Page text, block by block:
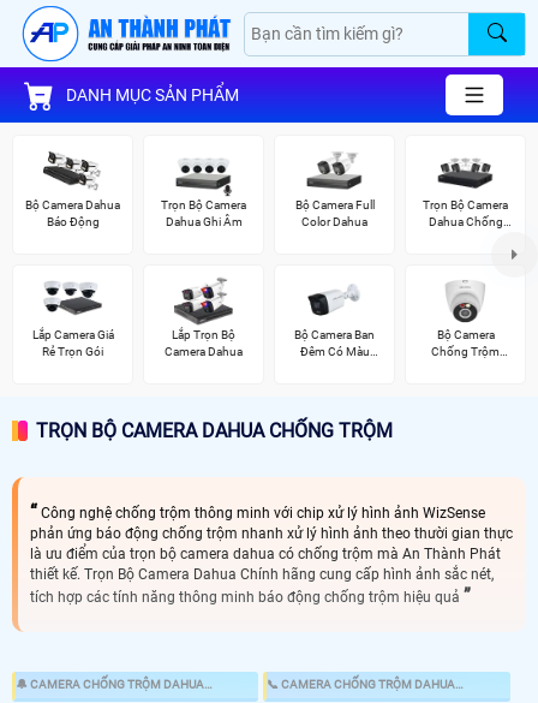
DANH MỤC SẢN PHẨM
Bộ Camera Dahua
Báo Động
Trọn Bộ Camera
Dahua Ghi Âm
Bộ Camera Full
Color Dahua
Trọn Bộ Camera
Dahua Chống
Lắp Camera Giá
Rẻ Trọn Gói
Lắp Trọn Bộ
Camera Dahua
Bộ Camera Ban
Đêm Có Màu
Bộ Camera
Chống Trộm
TRỌN BỘ CAMERA DAHUA CHỐNG TRỘM
Công nghệ chống trộm thông minh với chip xử lý hình ảnh WizSense
phản ứng báo động chống trộm nhanh xử lý hình ảnh theo thười gian thực
là ưu điểm của trọn bộ camera dahua có chống trộm mà An Thành Phát
thiết kế. Trọn Bộ Camera Dahua Chính hãng cung cấp hình ảnh sắc nét,
tích hợp các tính năng thông minh báo động chống trộm hiệu quả
🔔 CAMERA CHỐNG TRỘM DAHUA
📞 CAMERA CHỐNG TRỘM DAHUA